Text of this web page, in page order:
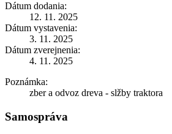
Dátum dodania:
12. 11. 2025
Dátum vystavenia:
3. 11. 2025
Dátum zverejnenia:
4. 11. 2025
Poznámka:
zber a odvoz dreva - slžby traktora
Samospráva